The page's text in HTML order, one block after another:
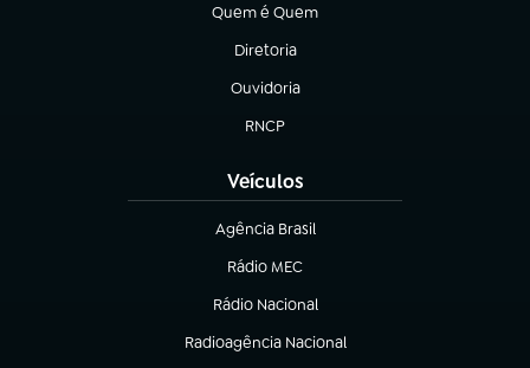
Quem é Quem
(abre em nova aba)
Diretoria
(abre em nova aba)
Ouvidoria
(abre em nova aba)
RNCP
(abre em nova aba)
Veículos
Agência Brasil
(abre em nova aba)
Rádio MEC
(abre em nova aba)
Rádio Nacional
Radioagência Nacional
(abre em nova aba)